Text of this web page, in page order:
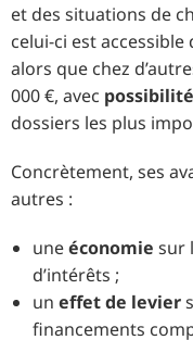
et des situations de
celui-ci est accessible
alors que chez
000 €, avec
dossiers les plus
Concrètement, ses
autres :
uneéconomie sur
d’intérêts ;
un effet de levier
financements